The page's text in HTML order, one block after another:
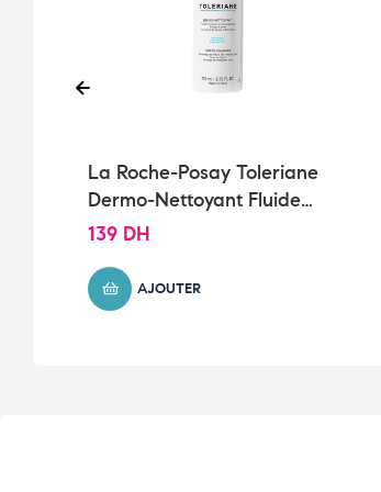
La Roche-Posay Toleriane
Dermo-Nettoyant Fluide
Démaquillant Peau
139 DH
AJOUTER